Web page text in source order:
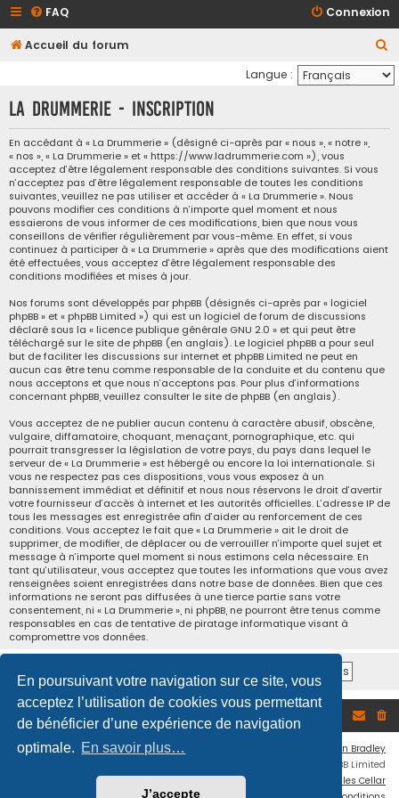
En poursuivant votre navigation sur ce site, vous
acceptez l’utilisation de cookies vous permettant
de bénéficier d’une expérience de navigation
optimale. En savoir plus…
J’accepte
FAQ Connexion
Accueil du forum
e
c
Langue :
La Drummerie - Inscription
En accédant à « La Drummerie » (désigné ci-après par « nous », « notre »,
« nos », « La Drummerie » et « https://www.ladrummerie.com »), vous
acceptez d’être légalement responsable des conditions suivantes. Si vous
n’acceptez pas d’être légalement responsable de toutes les conditions
suivantes, veuillez ne pas utiliser et accéder à « La Drummerie ». Nous
pouvons modifier ces conditions à n’importe quel moment et nous
essaierons de vous informer de ces modifications, bien que nous vous
conseillons de vérifier régulièrement par vous-même. En effet, si vous
continuez à participer à « La Drummerie » après que des modifications aient
été effectuées, vous acceptez d’être légalement responsable des
conditions modifiées et mises à jour.
Nos forums sont développés par phpBB (désignés ci-après par « logiciel
phpBB » et « phpBB Limited ») qui est un logiciel de forum de discussions
déclaré sous la « licence publique générale GNU 2.0 » et qui peut être
téléchargé sur le site de phpBB (en anglais). Le logiciel phpBB a pour seul
but de faciliter les discussions sur internet et phpBB Limited ne peut en
aucun cas être tenu comme responsable de la conduite et du contenu que
nous acceptons et que nous n’acceptons pas. Pour plus d’informations
concernant phpBB, veuillez consulter le site de phpBB (en anglais).
Vous acceptez de ne publier aucun contenu à caractère abusif, obscène,
vulgaire, diffamatoire, choquant, menaçant, pornographique, etc. qui
pourrait transgresser la législation de votre pays, du pays dans lequel le
serveur de « La Drummerie » est hébergé ou encore la loi internationale. Si
vous ne respectez pas ces dispositions, vous vous exposez à un
bannissement immédiat et définitif et nous nous réservons le droit d’avertir
votre fournisseur d’accès à internet et les autorités officielles. L’adresse IP de
tous les messages est enregistrée afin d’aider au renforcement de ces
conditions. Vous acceptez le fait que « La Drummerie » ait le droit de
supprimer, de modifier, de déplacer ou de verrouiller n’importe quel sujet et
message à n’importe quel moment si nous estimons cela nécessaire. En
tant qu’utilisateur, vous acceptez que toutes les informations que vous avez
renseignées soient enregistrées dans notre base de données. Bien que ces
informations ne seront pas diffusées à une tierce partie sans votre
consentement, ni « La Drummerie », ni phpBB, ne pourront être tenus comme
responsables en cas de tentative de piratage informatique visant à
compromettre vos données.
Accueil du forum
Ian Bradley
® Forum Software © phpBB Limited
Traduction française officielle
Miles Cellar